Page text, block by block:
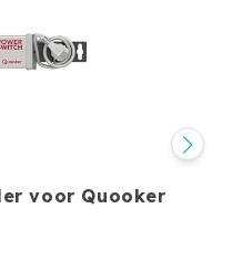
voor Quooker